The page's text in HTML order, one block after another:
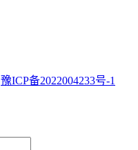
豫ICP备2022004233号-1